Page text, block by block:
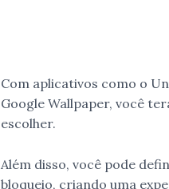
Com aplicativos como o
Google Wallpaper, você
escolher.
Além disso, você pode
bloqueio, criando uma